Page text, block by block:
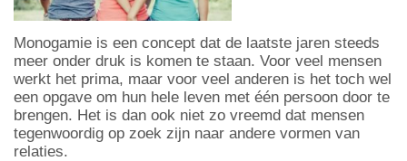
Monogamie is een concept dat de laatste jaren steeds
meer onder druk is komen te staan. Voor veel mensen
werkt het prima, maar voor veel anderen is het toch wel
een opgave om hun hele leven met één persoon door te
brengen. Het is dan ook niet zo vreemd dat mensen
tegenwoordig op zoek zijn naar andere vormen van
relaties.